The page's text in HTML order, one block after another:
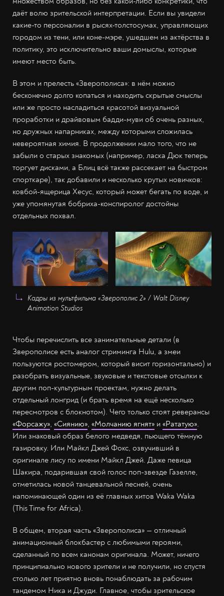
даёт волю зрительской интерпретации. Если вы увидели
какие-то персоналии в рысях-толстосумах, управляющих
городом из тени, или коне-мэре, ушедшем из актёрства в
политику, это исключительно ваши домыслы, которые
имеют место быть.
В этом и прелесть «Зверополиса»: в нём можно
бесконечно долго копаться и находить скрытые смыслы
или же просто насладиться красотой визуальной
проработки и драйвовым бадди-муви об очень разных,
но дружных напарниках, между которыми сложилась
невероятная химия. В продолжении мало того, что не
забыли о старых знакомых (например, ласка Дюк теперь
торгует дисками, а Блиц всё также рассекает на быстром
спорткаре), так добавили и несколько крутых новичков:
ковбой-ящерица Хесус, который может бегать по воде, и
уже упомянутая бобриха-конспиролог достойны
отдельных похвал.
Кадры из мультфильма «Зверополис 2» / Walt Disney
Animation Studios
Чтобы перечислить все занимательные детали (в
Зверополисе есть аналог стриминга Hulu, а змеи
пользуются ростомером, который висит горизонтально) и
разобрать визуальные, звуковые и текстовые отсылки к
другим поп-культурным проектам, нужно делать
отдельный лонгрид (и брать время на ещё несколько
пересмотров с блокнотом). Чего только стоят реверансы
«Форсажу», «Сиянию», «Молчанию ягнят» и «Рататую».
Или знаковый образ белого медведя, пьющего тёмную
газировку. Или Майкл Джей Фокс, озвучивший в
оригинале лису по имени Майкл Джей. Даже певица
Шакира, подарившая свой голос поп-звезде Газелле,
отметилась новой танцевальной песней, очень
напоминающей один из её главных хитов Waka Waka
(This Time for Africa).
В общем, вторая часть «Зверополиса» — отличный
анимационный блокбастер с любимыми героями,
сделанный по всем канонам оригинала. Может, ничего
принципиально нового зрители и не получили, но спустя
столько лет приятно вновь понаблюдать за рабочим
тандемом Ника и Джуди. Главное, чтобы зрительское